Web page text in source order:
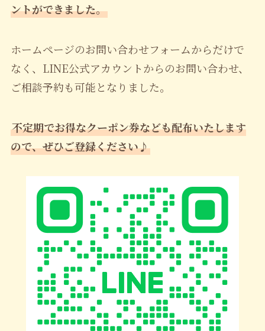
ントができました。
ホームページのお問い合わせフォームからだけで
なく、LINE公式アカウントからのお問い合わせ、
ご相談予約も可能となりました。
不定期でお得なクーポン券なども配布いたします
ので、ぜひご登録ください♪